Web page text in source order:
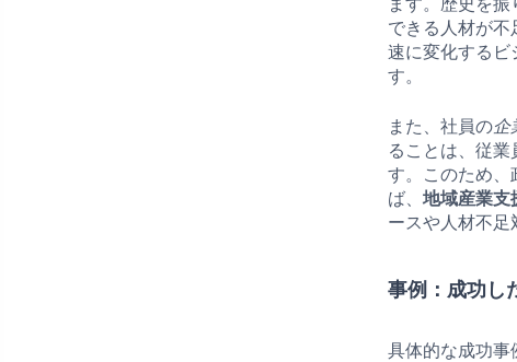
できる人材が
速に変化するビ
す。
また、社員の企
ることは、従
す。このため、
ば、地域産業支
ースや人材不足
事例：成功し
具体的な成功事